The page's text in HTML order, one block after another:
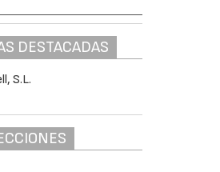
DESTACADAS